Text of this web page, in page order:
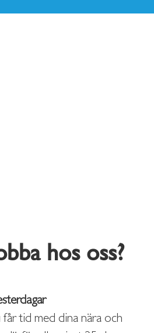
hos oss?
tid med dina nära och